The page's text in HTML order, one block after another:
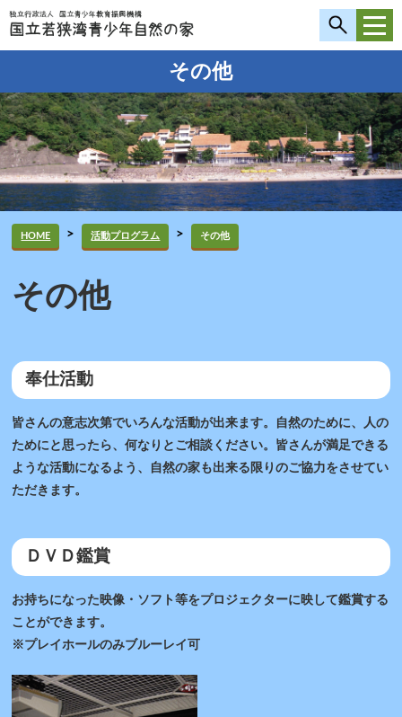
その他
HOME > 活動プログラム > その他
その他
奉仕活動
皆さんの意志次第でいろんな活動が出来ます。自然のために、人の
ためにと思ったら、何なりとご相談ください。皆さんが満足できる
ような活動になるよう、自然の家も出来る限りのご協力をさせてい
ただきます。
ＤＶＤ鑑賞
お持ちになった映像・ソフト等をプロジェクターに映して鑑賞する
ことができます。
※プレイホールのみブルーレイ可